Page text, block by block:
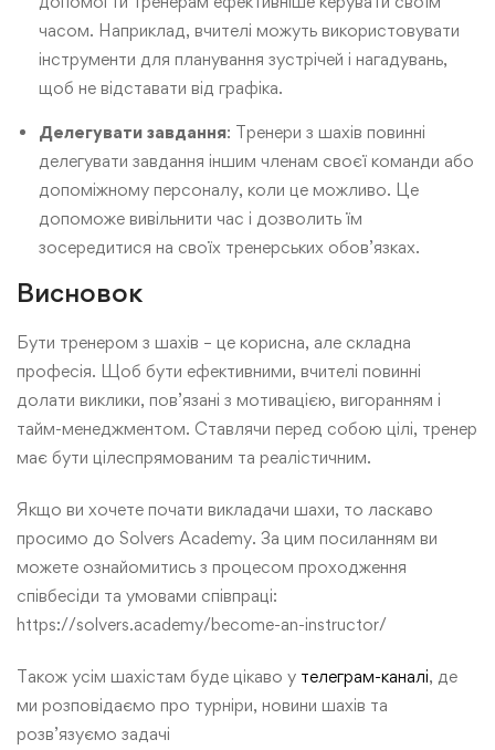
часом. Наприклад, вчителі можуть використовувати
інструменти для планування зустрічей і нагадувань,
щоб не відставати від графіка.
Делегувати завдання: Тренери з шахів повинні
делегувати завдання іншим членам своєї команди або
допоміжному персоналу, коли це можливо. Це
допоможе вивільнити час і дозволить їм
зосередитися на своїх тренерських обов’язках.
Висновок
Бути тренером з шахів – це корисна, але складна
професія. Щоб бути ефективними, вчителі повинні
долати виклики, пов’язані з мотивацією, вигоранням і
тайм-менеджментом. Ставлячи перед собою цілі, тренер
має бути цілеспрямованим та реалістичним.
Якщо ви хочете почати викладачи шахи, то ласкаво
просимо до Solvers Academy. За цим посиланням ви
можете ознайомитись з процесом проходження
співбесіди та умовами співпраці:
https://solvers.academy/become-an-instructor/
Також усім шахістам буде цікаво у телеграм-каналі, де
ми розповідаємо про турніри, новини шахів та
розв’язуємо задачі